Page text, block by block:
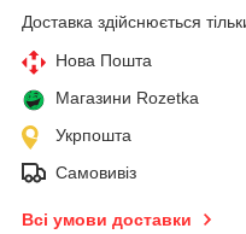
Доставка здійснюється
Нова Пошта
Магазини Rozetka
Укрпошта
Самовивіз
Всі умови доставки